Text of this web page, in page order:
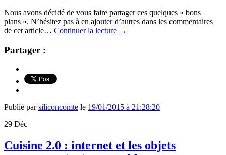
Nous avons décidé de vous faire partager ces quelques « bons
plans ». N’hésitez pas à en ajouter d’autres dans les commentaires
de cet article… Continuer la lecture →
Partager :
Publié parsiliconcomte le 19/01/2015 à 21:28:20
29 Déc
Cuisine 2.0 : internet et les objets